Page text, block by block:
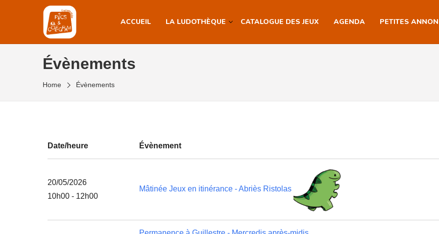
ACCUEIL LA LUDOTHÈQUE CATALOGUE DES JEUX AGENDA PETITES
Évènements
Home Évènements
Date/heure Évènement
20/05/2026
10h00 - 12h00
Mâtinée Jeux en itinérance - Abriès Ristolas